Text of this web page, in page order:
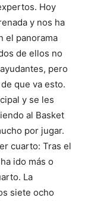
Hoy
y nos ha
el panorama
de ellos no
pero
que va esto.
y se les
al Basket
por jugar.
cuarto: Tras el
ido más o
La
siete ocho